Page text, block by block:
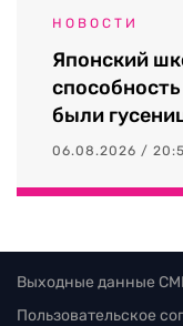
НОВОСТИ
Японский
были
06.08.2026 /
Выходные данные
Пользовательское